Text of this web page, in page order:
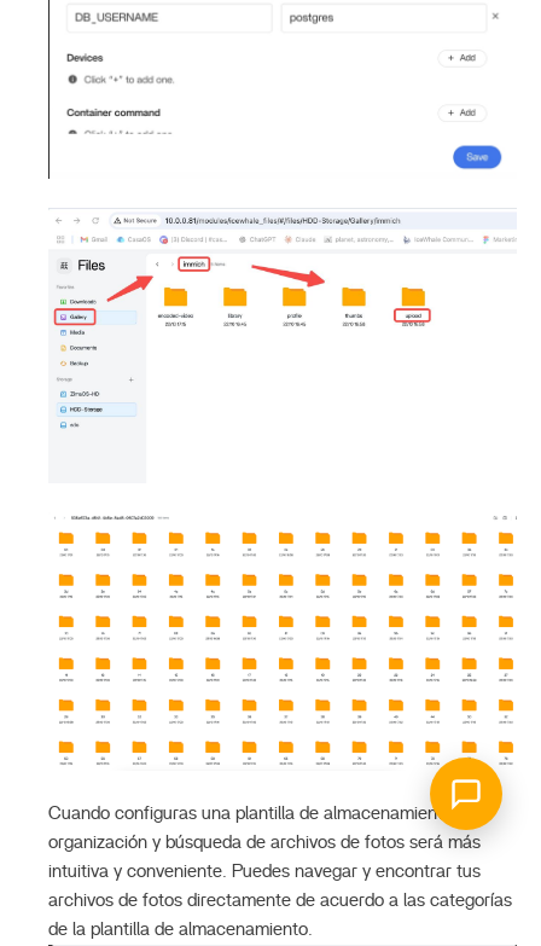
Cuando configuras una plantilla de almacenamiento, la
organización y búsqueda de archivos de fotos será más
intuitiva y conveniente. Puedes navegar y encontrar tus
archivos de fotos directamente de acuerdo a las categorías
de la plantilla de almacenamiento.